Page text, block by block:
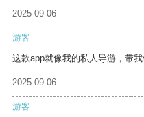
2025-09-06
游客
这款app就像我的私人导游，带我
2025-09-06
游客